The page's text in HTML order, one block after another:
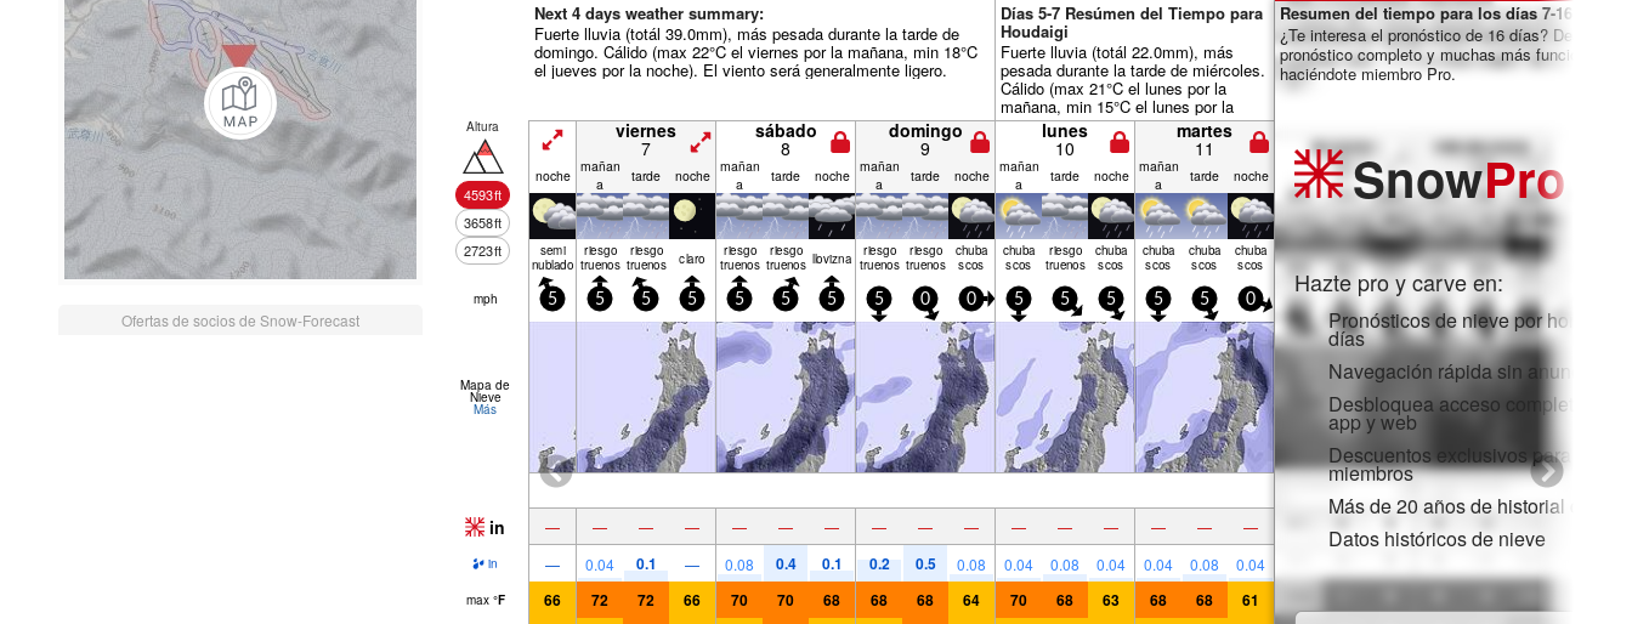
Ofertas de socios de Snow-Forecast
Next 4 days weather summary:
Fuerte lluvia (totál 39.0mm), más pesada durante la tarde de
domingo. Cálido (max 22°C el viernes por la mañana, min 18°C
el jueves por la noche). El viento será generalmente ligero.
Días 5-7 Resúmen del Tiempo para
Houdaigi
Fuerte lluvia (totál 22.0mm), más
pesada durante la tarde de miércoles.
Cálido (max 21°C el lunes por la
mañana, min 15°C el lunes por la
noche). El viento será generalmente
Altura
4593ft
3658ft
2723ft
viernes
7
sábado
8
domingo
9
lunes
10
martes
11
noche mañan
a
tarde noche mañan
a
tarde noche mañan
a
tarde noche mañan
a
tarde noche mañan
a
tarde noche
semi
nublado
riesgo
truenos
riesgo
truenos claro riesgo
truenos
riesgo
truenos llov­izna riesgo
truenos
riesgo
truenos
chuba
scos
chuba
scos
riesgo
truenos
chuba
scos
chuba
scos
chuba
scos
chuba
scos
mph 5 5 5 5 5 5 5 5 0 0 5 5 5 5 5 0
Mapa de
Nieve
Más
in — — — — — — — — — — — — — — — —
in — 0.04 0.1 — 0.08 0.4 0.1 0.2 0.5 0.08 0.04 0.08 0.04 0.04 0.08 0.04
max °F 66 72 72 66 70 70 68 68 68 64 70 68 63 68 68 61
Resumen del tiempo para los días 7-16:
¿Te interesa el pronóstico de 16 días?
pronóstico completo y muchas más funciones
haciéndote miembro Pro.
SnowPro
Hazte pro y carve en:
Pronósticos de nieve por horas y
días
Navegación rápida sin anuncios
Desbloquea acceso completo en la
app y web
Descuentos exclusivos para
miembros
Más de 20 años de historial de
Datos históricos de nieve